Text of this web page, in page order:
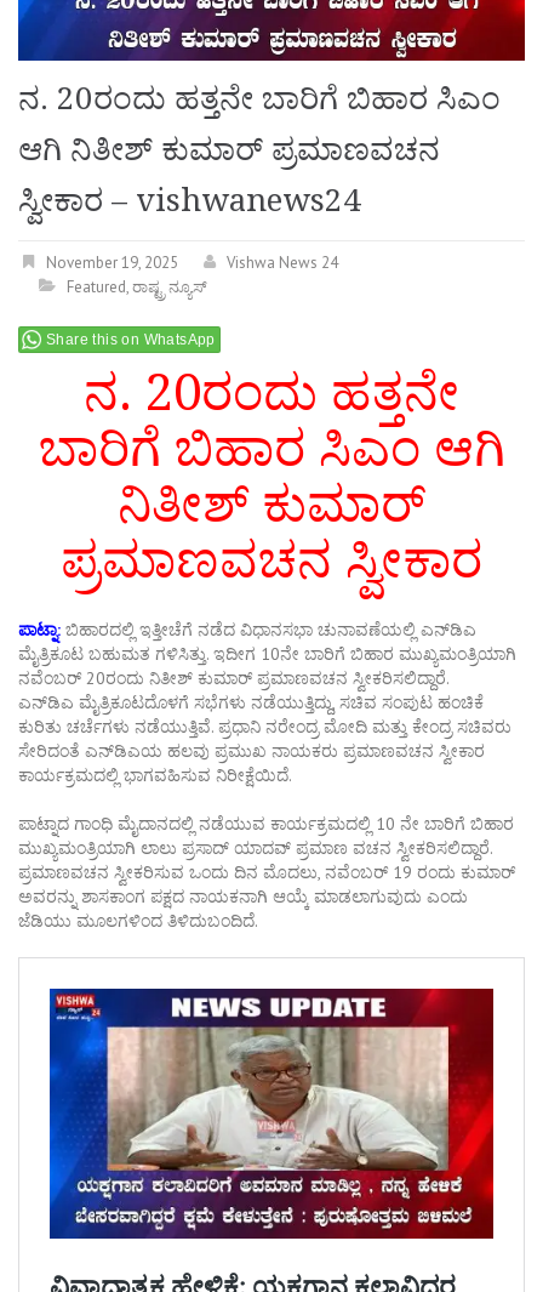
ನ. 20ರಂದು ಹತ್ತನೇ ಬಾರಿಗೆ ಬಿಹಾರ ಸಿಎಂ
ಆಗಿ ನಿತೀಶ್ ಕುಮಾರ್ ಪ್ರಮಾಣವಚನ
ಸ್ವೀಕಾರ – vishwanews24
November 19, 2025
Vishwa News 24
Featured,ರಾಷ್ಟ್ರ ನ್ಯೂಸ್
Share this on WhatsApp
ನ. 20ರಂದು ಹತ್ತನೇ
ಬಾರಿಗೆ ಬಿಹಾರ ಸಿಎಂ ಆಗಿ
ನಿತೀಶ್ ಕುಮಾರ್
ಪ್ರಮಾಣವಚನ ಸ್ವೀಕಾರ
ಪಾಟ್ನಾ: ಬಿಹಾರದಲ್ಲಿ ಇತ್ತೀಚೆಗೆ ನಡೆದ ವಿಧಾನಸಭಾ ಚುನಾವಣೆಯಲ್ಲಿ ಎನ್‌ಡಿಎ
ಮೈತ್ರಿಕೂಟ ಬಹುಮತ ಗಳಿಸಿತ್ತು. ಇದೀಗ 10ನೇ ಬಾರಿಗೆ ಬಿಹಾರ ಮುಖ್ಯಮಂತ್ರಿಯಾಗಿ
ನವೆಂಬರ್ 20ರಂದು ನಿತೀಶ್ ಕುಮಾರ್ ಪ್ರಮಾಣವಚನ ಸ್ವೀಕರಿಸಲಿದ್ದಾರೆ.
ಎನ್‌ಡಿಎ ಮೈತ್ರಿಕೂಟದೊಳಗೆ ಸಭೆಗಳು ನಡೆಯುತ್ತಿದ್ದು, ಸಚಿವ ಸಂಪುಟ ಹಂಚಿಕೆ
ಕುರಿತು ಚರ್ಚೆಗಳು ನಡೆಯುತ್ತಿವೆ. ಪ್ರಧಾನಿ ನರೇಂದ್ರ ಮೋದಿ ಮತ್ತು ಕೇಂದ್ರ ಸಚಿವರು
ಸೇರಿದಂತೆ ಎನ್‌ಡಿಎಯ ಹಲವು ಪ್ರಮುಖ ನಾಯಕರು ಪ್ರಮಾಣವಚನ ಸ್ವೀಕಾರ
ಕಾರ್ಯಕ್ರಮದಲ್ಲಿ ಭಾಗವಹಿಸುವ ನಿರೀಕ್ಷೆಯಿದೆ.
ಪಾಟ್ನಾದ ಗಾಂಧಿ ಮೈದಾನದಲ್ಲಿ ನಡೆಯುವ ಕಾರ್ಯಕ್ರಮದಲ್ಲಿ 10 ನೇ ಬಾರಿಗೆ ಬಿಹಾರ
ಮುಖ್ಯಮಂತ್ರಿಯಾಗಿ ಲಾಲು ಪ್ರಸಾದ್ ಯಾದವ್ ಪ್ರಮಾಣ ವಚನ ಸ್ವೀಕರಿಸಲಿದ್ದಾರೆ.
ಪ್ರಮಾಣವಚನ ಸ್ವೀಕರಿಸುವ ಒಂದು ದಿನ ಮೊದಲು, ನವೆಂಬರ್ 19 ರಂದು ಕುಮಾರ್
ಅವರನ್ನು ಶಾಸಕಾಂಗ ಪಕ್ಷದ ನಾಯಕನಾಗಿ ಆಯ್ಕೆ ಮಾಡಲಾಗುವುದು ಎಂದು
ಜೆಡಿಯು ಮೂಲಗಳಿಂದ ತಿಳಿದುಬಂದಿದೆ.